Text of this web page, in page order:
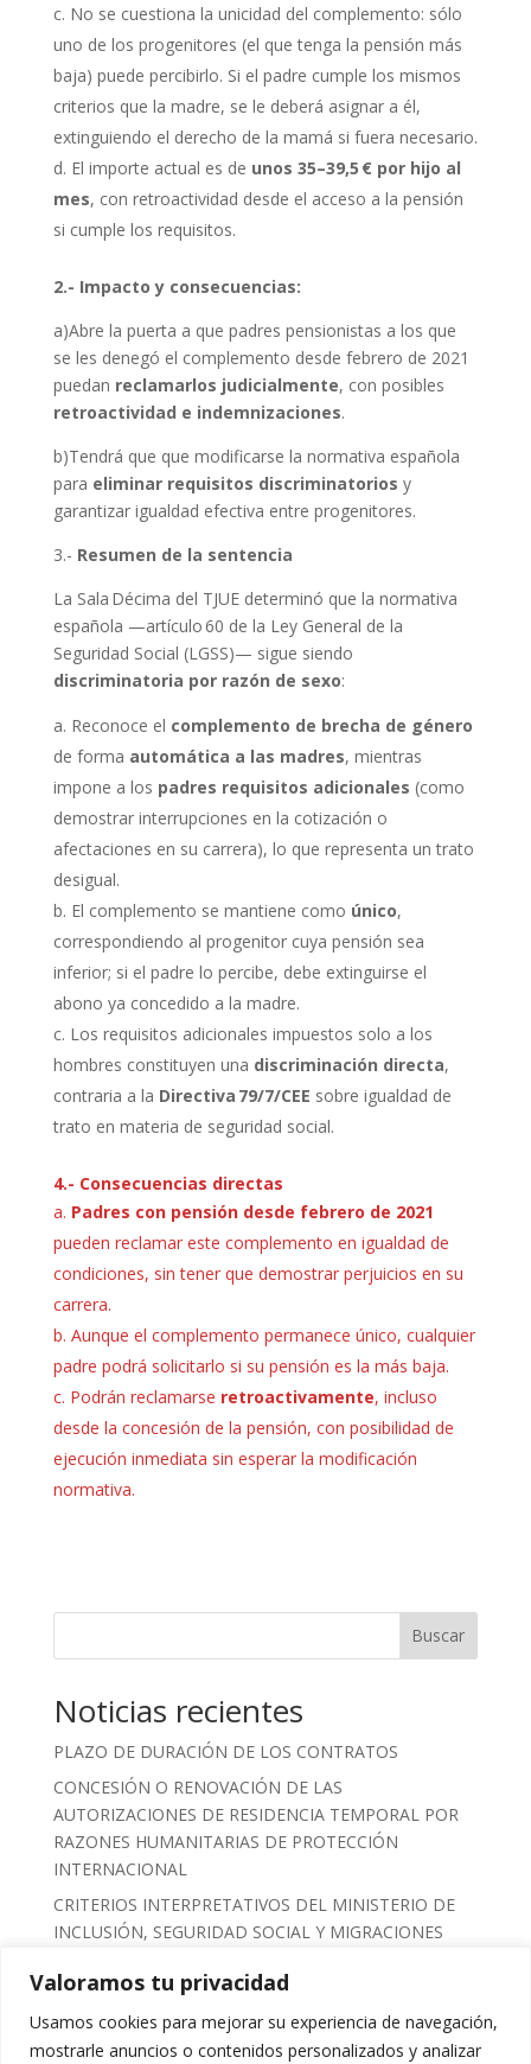
Valoramos tu privacidad
Usamos cookies para mejorar su experiencia de navegación,
mostrarle anuncios o contenidos personalizados y analizar
No se cuestiona la unicidad del complemento: sólo
uno de los progenitores (el que tenga la pensión más
baja) puede percibirlo. Si el padre cumple los mismos
criterios que la madre, se le deberá asignar a él,
extinguiendo el derecho de la mamá si fuera necesario.
El importe actual es de unos 35–39,5 € por hijo al
mes, con retroactividad desde el acceso a la pensión
si cumple los requisitos.
2.- Impacto y consecuencias:
a)Abre la puerta a que padres pensionistas a los que
se les denegó el complemento desde febrero de 2021
puedan reclamarlos judicialmente, con posibles
retroactividad e indemnizaciones.
b)Tendrá que que modificarse la normativa española
para eliminar requisitos discriminatorios y
garantizar igualdad efectiva entre progenitores.
3.- Resumen de la sentencia
La Sala Décima del TJUE determinó que la normativa
española —artículo 60 de la Ley General de la
Seguridad Social (LGSS)— sigue siendo
discriminatoria por razón de sexo:
Reconoce el complemento de brecha de género
de forma automática a las madres, mientras
impone a los padres requisitos adicionales (como
demostrar interrupciones en la cotización o
afectaciones en su carrera), lo que representa un trato
desigual.
El complemento se mantiene como único,
correspondiendo al progenitor cuya pensión sea
inferior; si el padre lo percibe, debe extinguirse el
abono ya concedido a la madre.
Los requisitos adicionales impuestos solo a los
hombres constituyen una discriminación directa,
contraria a la Directiva 79/7/CEE sobre igualdad de
trato en materia de seguridad social.
4.- Consecuencias directas
Padres con pensión desde febrero de 2021
pueden reclamar este complemento en igualdad de
condiciones, sin tener que demostrar perjuicios en su
carrera.
Aunque el complemento permanece único, cualquier
padre podrá solicitarlo si su pensión es la más baja.
Podrán reclamarse retroactivamente, incluso
desde la concesión de la pensión, con posibilidad de
ejecución inmediata sin esperar la modificación
normativa.
Buscar
Noticias recientes
PLAZO DE DURACIÓN DE LOS CONTRATOS
CONCESIÓN O RENOVACIÓN DE LAS
AUTORIZACIONES DE RESIDENCIA TEMPORAL POR
RAZONES HUMANITARIAS DE PROTECCIÓN
INTERNACIONAL
CRITERIOS INTERPRETATIVOS DEL MINISTERIO DE
INCLUSIÓN, SEGURIDAD SOCIAL Y MIGRACIONES
CLAVES PARA MANTENER EL INGRESO MÍNIMO
VITAL
CERTIFICADO DE VULNERABILIDAD